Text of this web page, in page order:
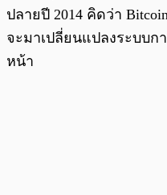
ปลายปี 2014 คิดว่า
จะมาเปลี่ยนแปลงระบบก
หน้า